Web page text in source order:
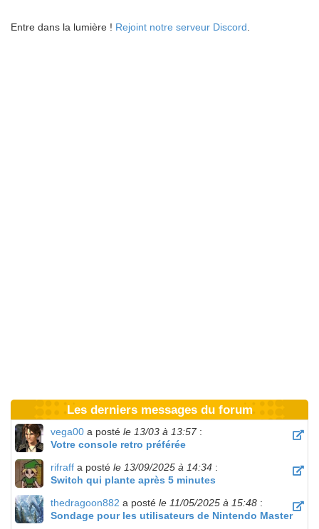
Entre dans la lumière ! Rejoint notre serveur Discord
Les derniers messages du forum
vega00 a posté le 13/03 à 13:57:
Votre console retro préférée
rifraff a posté le 13/09/2025 à 14:34 :
Switch qui plante après 5 minutes
thedragoon882 a posté le 11/05/2025 à 15:48 :
Sondage pour les utilisateurs de Nintendo Master